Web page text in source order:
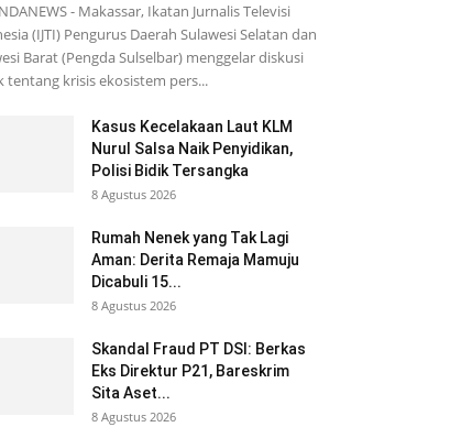
- Makassar, Ikatan Jurnalis Televisi
(IJTI) Pengurus Daerah Sulawesi Selatan dan
Barat (Pengda Sulselbar) menggelar diskusi
tentang krisis ekosistem pers...
Kasus Kecelakaan Laut KLM
Nurul Salsa Naik Penyidikan,
Polisi Bidik Tersangka
8 Agustus 2026
Rumah Nenek yang Tak Lagi
Aman: Derita Remaja Mamuju
Dicabuli 15...
8 Agustus 2026
Skandal Fraud PT DSI: Berkas
Eks Direktur P21, Bareskrim
Sita Aset...
8 Agustus 2026